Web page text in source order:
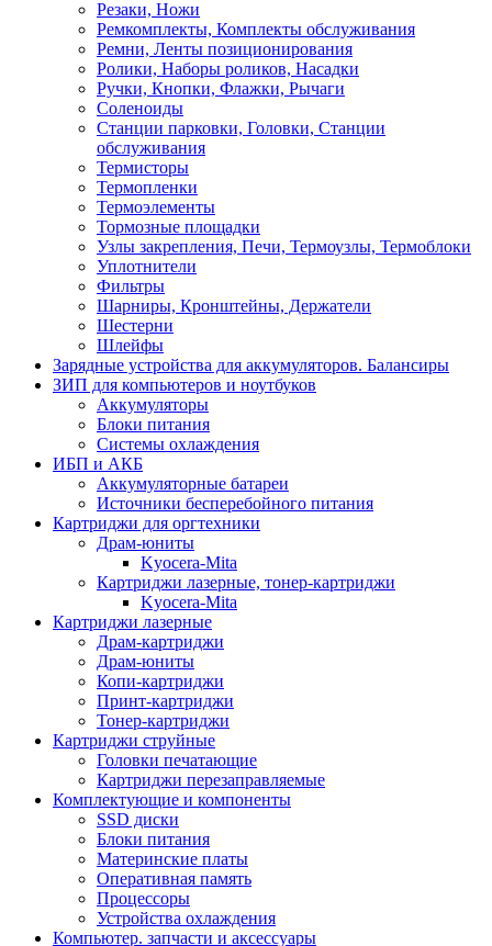
Резаки, Ножи
Ремкомплекты, Комплекты обслуживания
Ремни, Ленты позиционирования
Ролики, Наборы роликов, Насадки
Ручки, Кнопки, Флажки, Рычаги
Соленоиды
Станции парковки, Головки, Станции
обслуживания
Термисторы
Термопленки
Термоэлементы
Тормозные площадки
Узлы закрепления, Печи, Термоузлы, Термоблоки
Уплотнители
Фильтры
Шарниры, Кронштейны, Держатели
Шестерни
Шлейфы
Зарядные устройства для аккумуляторов. Балансиры
ЗИП для компьютеров и ноутбуков
Аккумуляторы
Блоки питания
Системы охлаждения
ИБП и АКБ
Аккумуляторные батареи
Источники бесперебойного питания
Картриджи для оргтехники
Драм-юниты
Kyocera-Mita
Картриджи лазерные, тонер-картриджи
Kyocera-Mita
Картриджи лазерные
Драм-картриджи
Драм-юниты
Копи-картриджи
Принт-картриджи
Тонер-картриджи
Картриджи струйные
Головки печатающие
Картриджи перезаправляемые
Комплектующие и компоненты
SSD диски
Блоки питания
Материнские платы
Оперативная память
Процессоры
Устройства охлаждения
Компьютер. запчасти и аксессуары